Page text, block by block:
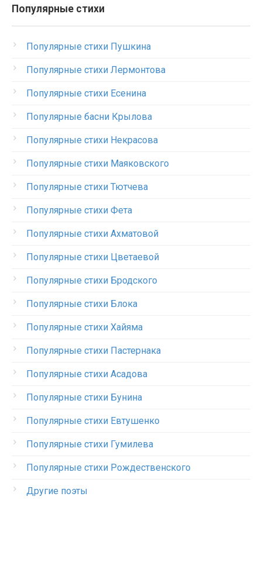
Популярные стихи
Популярные стихи Пушкина
Популярные стихи Лермонтова
Популярные стихи Есенина
Популярные басни Крылова
Популярные стихи Некрасова
Популярные стихи Маяковского
Популярные стихи Тютчева
Популярные стихи Фета
Популярные стихи Ахматовой
Популярные стихи Цветаевой
Популярные стихи Бродского
Популярные стихи Блока
Популярные стихи Хайяма
Популярные стихи Пастернака
Популярные стихи Асадова
Популярные стихи Бунина
Популярные стихи Евтушенко
Популярные стихи Гумилева
Популярные стихи Рождественского
Другие поэты